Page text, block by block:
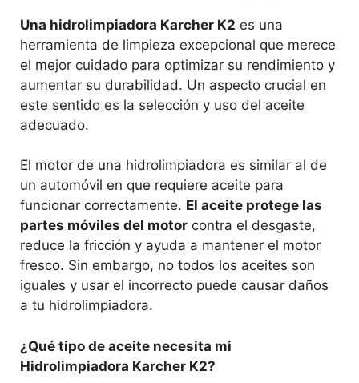
Una hidrolimpiadora Karcher K2 es una
herramienta de limpieza excepcional que merece
el mejor cuidado para optimizar su rendimiento y
aumentar su durabilidad. Un aspecto crucial en
este sentido es la selección y uso del aceite
adecuado.
El motor de una hidrolimpiadora es similar al de
un automóvil en que requiere aceite para
funcionar correctamente. El aceite protege las
partes móviles del motor contra el desgaste,
reduce la fricción y ayuda a mantener el motor
fresco. Sin embargo, no todos los aceites son
iguales y usar el incorrecto puede causar daños
a tu hidrolimpiadora.
¿Qué tipo de aceite necesita mi
Hidrolimpiadora Karcher K2?